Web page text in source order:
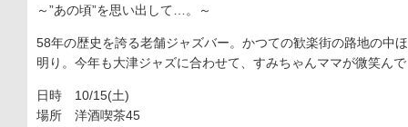
～”あの頃”を思い出して…。～
58年の歴史を誇る老舗ジャズバー。かつての歓楽街の路地の中
明り。今年も大津ジャズに合わせて、すみちゃんママが微笑ん
日時 10/15(土)
場所 洋酒喫茶45